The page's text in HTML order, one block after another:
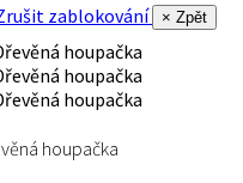
zablokování
× Zpět
houpačka